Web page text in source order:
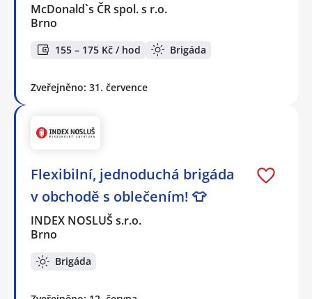
McDonald`s ČR spol. s r.o.
Brno
155 – 175 Kč / hod Brigáda
Zveřejněno: 31. července
Flexibilní, jednoduchá brigáda
v obchodě s oblečením! 👕
INDEX NOSLUŠ s.r.o.
Brno
Brigáda